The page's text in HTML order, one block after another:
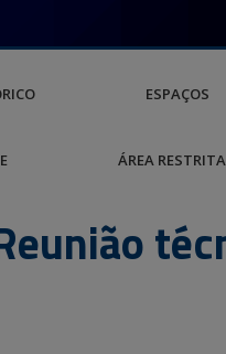
ESPAÇOS
ÁREA RESTRITA